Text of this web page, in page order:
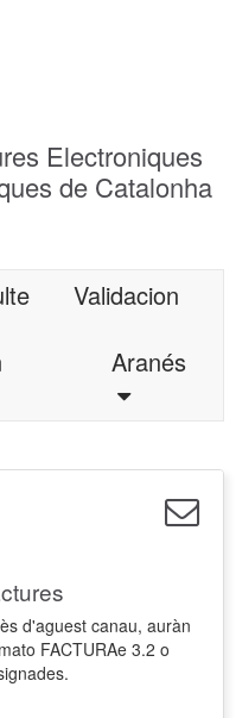
Electroniques
de Catalonha
Validacion
Aranés
d'aguest canau, auràn
FACTURAe 3.2 o